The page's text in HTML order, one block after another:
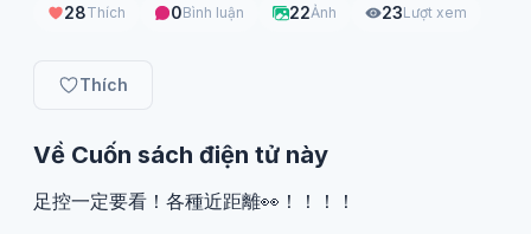
28Thích 0Bình luận 22Ảnh 23Lượt xem
Thích
Về Cuốn sách điện tử này
足控一定要看！各種近距離👀！！！！